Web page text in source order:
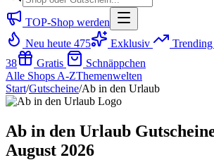
TOP-Shop werden
Neu heute 475 Exklusiv Trending
38
Gratis
Schnäppchen
Alle Shops A-ZThemenwelten
Start/Gutscheine/Ab in den Urlaub
Ab in den Urlaub
August 2026